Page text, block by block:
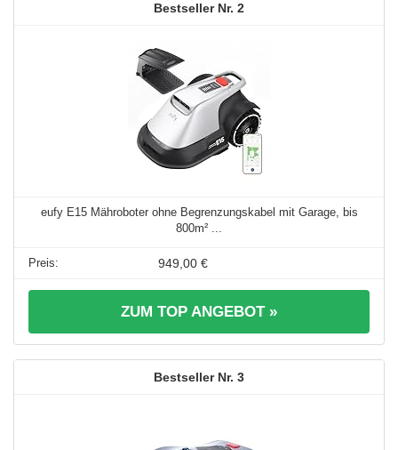
2
eufy E15 Mähroboter ohne Begrenzungskabel mit Garage, bis
800m² ...
949,00 €
ZUM TOP ANGEBOT »
3